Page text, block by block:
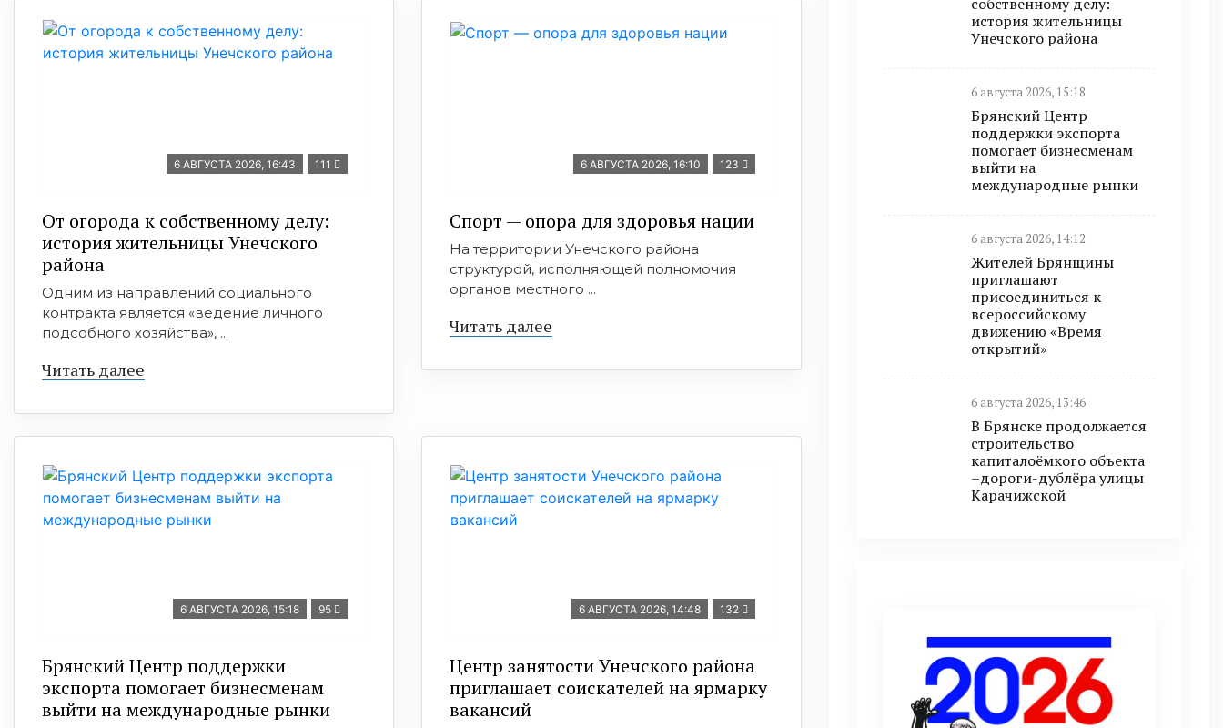
6 АВГУСТА 2026, 16:43 111
От огорода к собственному делу:
история жительницы Унечского
района
Одним из направлений социального
контракта является «ведение личного
подсобного хозяйства», ...
Читать далее
6 АВГУСТА 2026, 16:10 123
Спорт — опора для здоровья нации
На территории Унечского района
структурой, исполняющей полномочия
органов местного ...
Читать далее
6 АВГУСТА 2026, 15:18 95
Брянский Центр поддержки
экспорта помогает бизнесменам
выйти на международные рынки
6 АВГУСТА 2026, 14:48 132
Центр занятости Унечского района
приглашает соискателей на ярмарку
вакансий
история жительницы
Унечского района
6 августа 2026, 15:18
Брянский Центр
поддержки экспорта
помогает бизнесменам
выйти на
международные рынки
6 августа 2026, 14:12
Жителей Брянщины
приглашают
присоединиться к
всероссийскому
движению «Время
открытий»
6 августа 2026, 13:46
В Брянске продолжается
строительство
капиталоёмкого объекта
–дороги-дублёра улицы
Карачижской